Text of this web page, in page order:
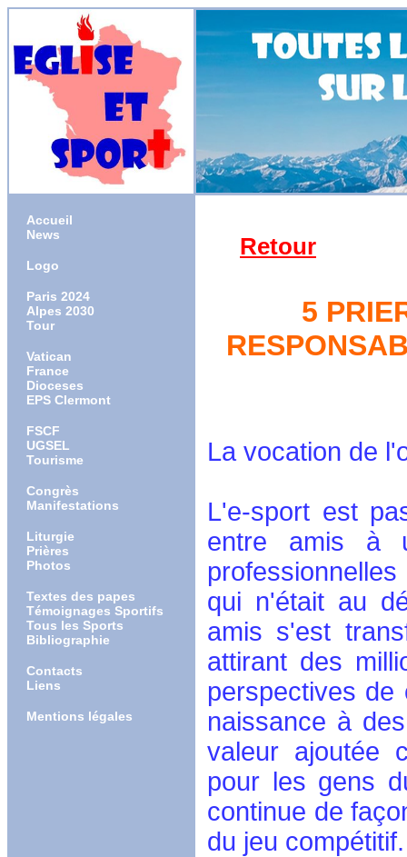
Accueil
News
Logo
Paris 2024
Alpes 2030
Tour
Vatican
France
Dioceses
EPS Clermont
FSCF
UGSEL
Tourisme
Congrès
Manifestations
Liturgie
Prières
Photos
Textes des papes
Témoignages Sportifs
Tous les Sports
Bibliographie
Contacts
Liens
Mentions légales
Retour
5
La vocation de
L'e-sport est
entre amis à
qui n'était au
amis s'est
attirant des
perspectives de
naissance à
valeur ajoutée
pour les gens
continue de
du jeu compétitif.